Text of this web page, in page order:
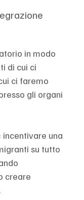
in modo
di cui ci
ci faremo
gli organi
: incentivare una
su tutto
creare